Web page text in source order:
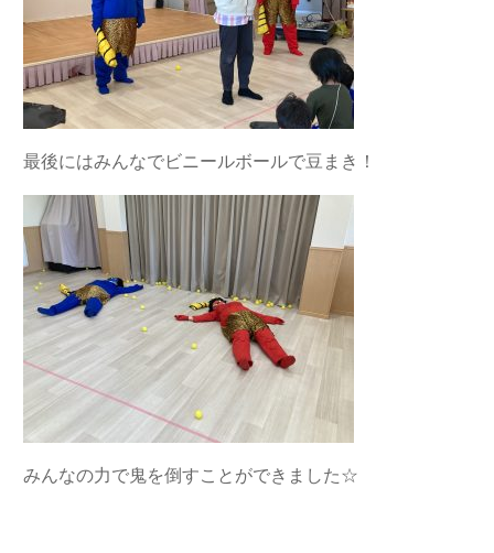
最後にはみんなでビニールボールで豆まき！
みんなの力で鬼を倒すことができました☆